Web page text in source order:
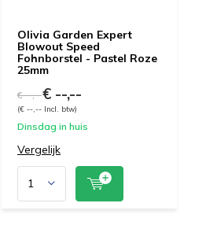
Olivia Garden Expert
Blowout Speed
Fohnborstel ​- Pastel Roze
25mm
€ --,--€ --,--
(€ --,-- Incl. btw)
Dinsdag in huis
Vergelijk